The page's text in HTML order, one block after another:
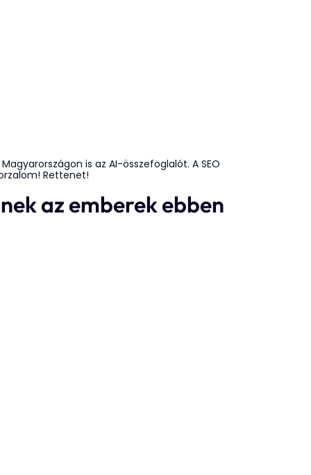
is az AI-összefoglalót. A SEO
Rettenet!
az emberek ebben